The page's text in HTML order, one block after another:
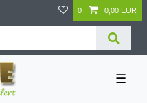
0 0,00 EUR
☰